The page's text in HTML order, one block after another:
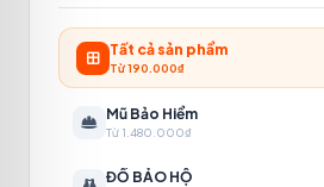
Tất cả sản phẩm
Từ 190.000₫
Mũ Bảo Hiểm
Từ 1.480.000₫
ĐỒ BẢO HỘ